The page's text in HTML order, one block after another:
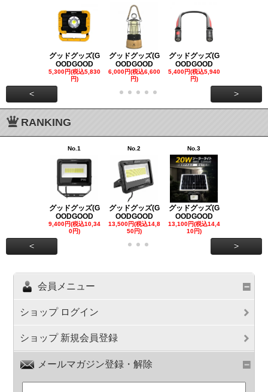
グッドグッズ(G
OODGOOD
5,300円(税込5,830
円)
グッドグッズ(G
OODGOOD
6,000円(税込6,600
円)
グッドグッズ(G
OODGOOD
5,400円(税込5,940
円)
< >
RANKING
No.1
グッドグッズ(G
OODGOOD
9,400円(税込10,34
0円)
No.2
グッドグッズ(G
OODGOOD
13,500円(税込14,8
50円)
No.3
グッドグッズ(G
OODGOOD
13,100円(税込14,4
10円)
< >
会員メニュー
ショップ ログイン
ショップ 新規会員登録
メールマガジン登録・解除